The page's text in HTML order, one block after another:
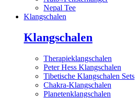
Nepal Tee
Klangschalen
Klangschalen
Therapieklangschalen
Peter Hess Klangschalen
Tibetische Klangschalen Sets
Chakra-Klangschalen
Planetenklangschalen